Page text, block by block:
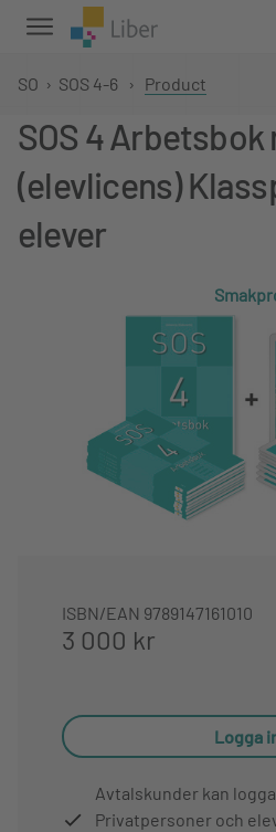
SO › SOS 4-6 › Product
SOS 4 Arbetsbok
(elevlicens)
elever
ISBN/EAN 9789147161010
3 000 kr
Logga
Avtalskunder kan
Privatpersoner och